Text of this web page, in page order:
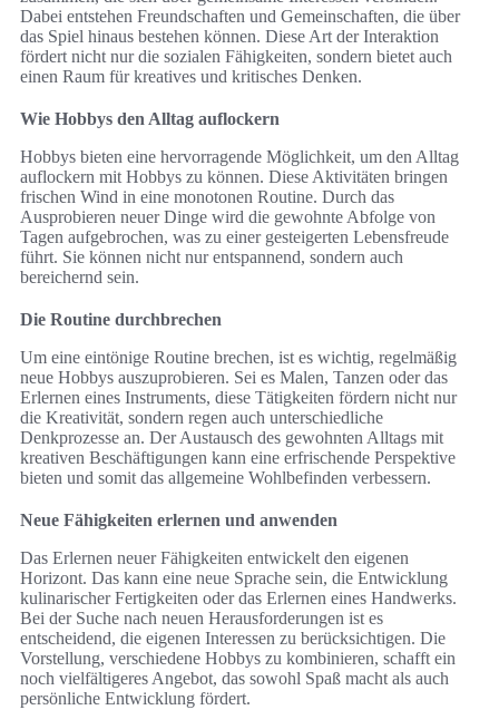
Dabei entstehen Freundschaften und Gemeinschaften, die über
das Spiel hinaus bestehen können. Diese Art der Interaktion
fördert nicht nur die sozialen Fähigkeiten, sondern bietet auch
einen Raum für kreatives und kritisches Denken.
Wie Hobbys den Alltag auflockern
Hobbys bieten eine hervorragende Möglichkeit, um den Alltag
auflockern mit Hobbys zu können. Diese Aktivitäten bringen
frischen Wind in eine monotonen Routine. Durch das
Ausprobieren neuer Dinge wird die gewohnte Abfolge von
Tagen aufgebrochen, was zu einer gesteigerten Lebensfreude
führt. Sie können nicht nur entspannend, sondern auch
bereichernd sein.
Die Routine durchbrechen
Um eine eintönige Routine brechen, ist es wichtig, regelmäßig
neue Hobbys auszuprobieren. Sei es Malen, Tanzen oder das
Erlernen eines Instruments, diese Tätigkeiten fördern nicht nur
die Kreativität, sondern regen auch unterschiedliche
Denkprozesse an. Der Austausch des gewohnten Alltags mit
kreativen Beschäftigungen kann eine erfrischende Perspektive
bieten und somit das allgemeine Wohlbefinden verbessern.
Neue Fähigkeiten erlernen und anwenden
Das Erlernen neuer Fähigkeiten entwickelt den eigenen
Horizont. Das kann eine neue Sprache sein, die Entwicklung
kulinarischer Fertigkeiten oder das Erlernen eines Handwerks.
Bei der Suche nach neuen Herausforderungen ist es
entscheidend, die eigenen Interessen zu berücksichtigen. Die
Vorstellung, verschiedene Hobbys zu kombinieren, schafft ein
noch vielfältigeres Angebot, das sowohl Spaß macht als auch
persönliche Entwicklung fördert.